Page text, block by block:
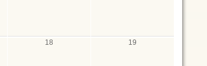
18 19